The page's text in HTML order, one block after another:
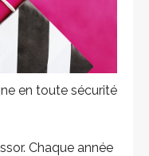
en toute sécurité
Chaque année